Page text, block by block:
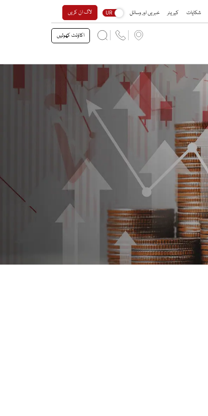
شکایات کیریئر خبریں اور وسائل UR لاگ ان کریں
اکاؤنٹ کھولیں